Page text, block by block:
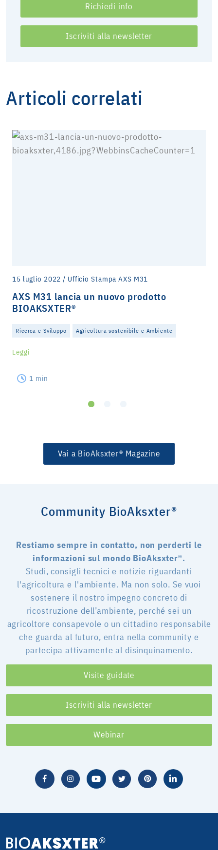
Richiedi info
Iscriviti alla newsletter
Articoli correlati
15 luglio 2022 / Ufficio Stampa AXS M31
AXS M31 lancia un nuovo prodotto
BIOAKSXTER®
Ricerca e Sviluppo Agricoltura sostenibile e Ambiente
Leggi
1 min
Vai a BioAksxter® Magazine
Community BioAksxter®
Restiamo sempre in contatto, non perderti le
informazioni sul mondo BioAksxter®.
Studi, consigli tecnici e notizie riguardanti
l'agricoltura e l'ambiente. Ma non solo. Se vuoi
sostenere il nostro impegno concreto di
ricostruzione dell’ambiente, perché sei un
agricoltore consapevole o un cittadino responsabile
che guarda al futuro, entra nella community e
partecipa attivamente al disinquinamento.
Visite guidate
Iscriviti alla newsletter
Webinar